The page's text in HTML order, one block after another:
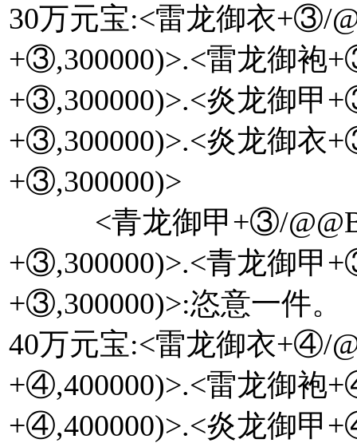
30万元宝:<雷龙御衣+③/
+③,300000)>.<雷龙御袍
+③,300000)>.<炎龙御甲
+③,300000)>.<炎龙御衣
+③,300000)>
<青龙御甲+③/
+③,300000)>.<青龙御甲
+③,300000)>:恣意一件。
40万元宝:<雷龙御衣+④/
+④,400000)>.<雷龙御袍
+④,400000)>.<炎龙御甲